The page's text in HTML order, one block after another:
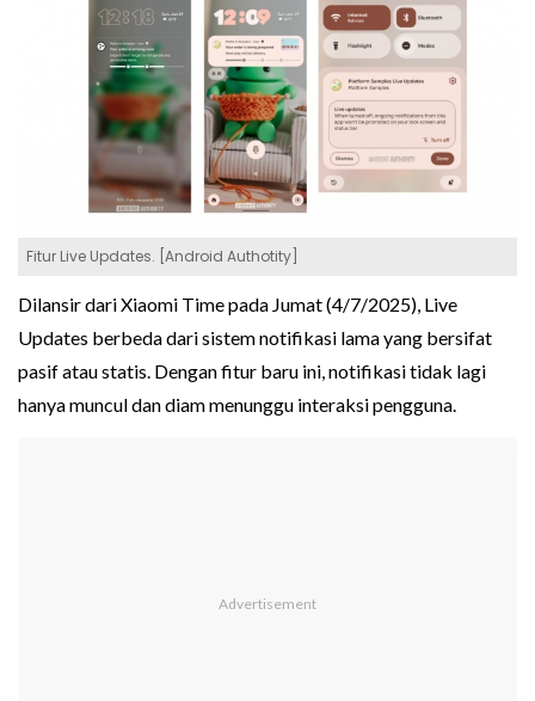
Fitur Live Updates. [Android Authotity]
Dilansir dari Xiaomi Time pada Jumat (4/7/2025), Live
Updates berbeda dari sistem notifikasi lama yang bersifat
pasif atau statis. Dengan fitur baru ini, notifikasi tidak lagi
hanya muncul dan diam menunggu interaksi pengguna.